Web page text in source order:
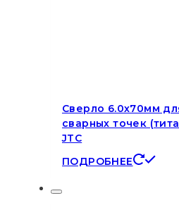
Сверло 6.0х70мм
сварных точек
JTC
ПОДРОБНЕЕ